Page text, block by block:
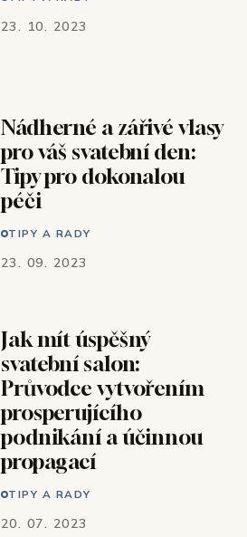
23. 10. 2023
Nádherné a zářivé vlasy
pro váš svatební den:
Tipy pro dokonalou
péči
TIPY A RADY
23. 09. 2023
Jak mít úspěšný
svatební salon:
Průvodce vytvořením
prosperujícího
podnikání a účinnou
propagací
TIPY A RADY
20. 07. 2023